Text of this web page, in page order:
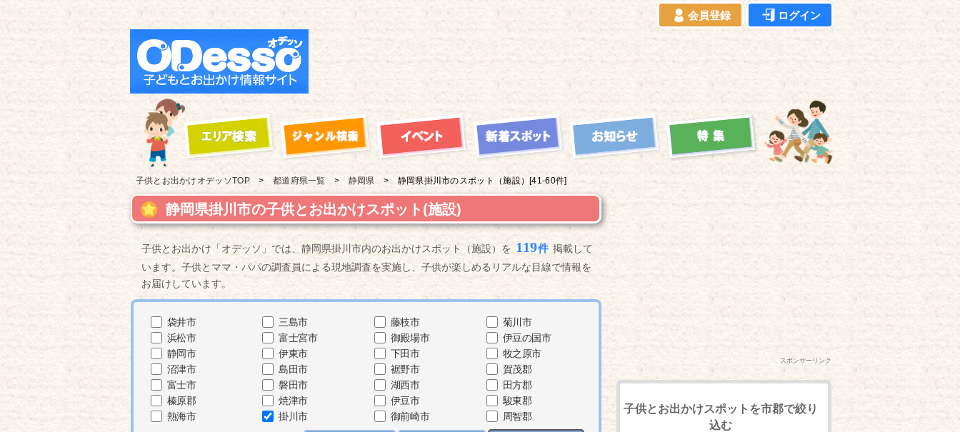
会員登録 ログイン
子供とお出かけ オデッソTOP 都道府県一覧 静岡県 静岡県掛川市の スポット（施設） [41-60件]
静岡県掛川市の子供とお出かけスポット(施設)
子供とお出かけ「オデッソ」では、静岡県掛川市内のお出かけスポット（施設）を 119件 掲載して
います。子供とママ・パパの調査員による現地調査を実施し、子供が楽しめるリアルな目線で情報を
お届けしています。
袋井市
浜松市
静岡市
沼津市
富士市
榛原郡
熱海市
三島市
富士宮市
伊東市
島田市
磐田市
焼津市
掛川市
藤枝市
御殿場市
下田市
裾野市
湖西市
伊豆市
御前崎市
菊川市
伊豆の国市
牧之原市
賀茂郡
田方郡
駿東郡
周智郡
スポンサーリンク
子供とお出かけスポットを市郡で絞り
込む